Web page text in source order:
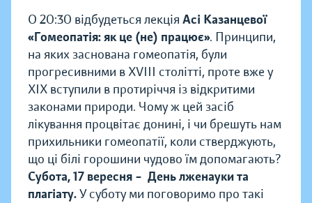
О 20:30 відбудеться лекція Асі Казанцевої
«Гомеопатія: як це (не) працює». Принципи,
на яких заснована гомеопатія, були
прогресивними в XVIII столітті, проте вже у
XIX вступили в протиріччя із відкритими
законами природи. Чому ж цей засіб
лікування процвітає донині, і чи брешуть нам
прихильники гомеопатії, коли стверджують,
що ці білі горошини чудово їм допомагають?
Субота, 17 вересня – День лженауки та
плагіату.У суботу ми поговоримо про такі